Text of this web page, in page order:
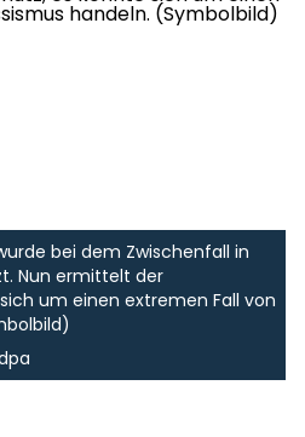
bei dem Zwischenfall in
Nun ermittelt der
um einen extremen Fall von